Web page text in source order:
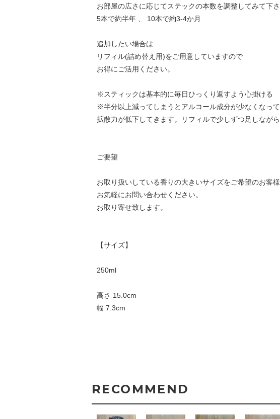
お部屋の広さに応じてステックの本数を調整してみて下さ
5本で約半年 、 10本で約3-4か月
追加したい場合は
リフィル(詰め替え用)をご用意していますので
お得にご活用ください。
※スティックは基本的に毎日ひっくり返すよう心掛ける
※半分以上減ってしまうとアルコール成分が少なくなっ
拡散力が低下してきます。リフィルで少しずつ足しなが
ご要望
お取り扱いしている香りの大きいサイズをご希望のお客
お気軽にお問い合わせください。
お取り寄せ致します。
【サイズ】
250ml
高さ 15.0cm
幅 7.3cm
RECOMMEND